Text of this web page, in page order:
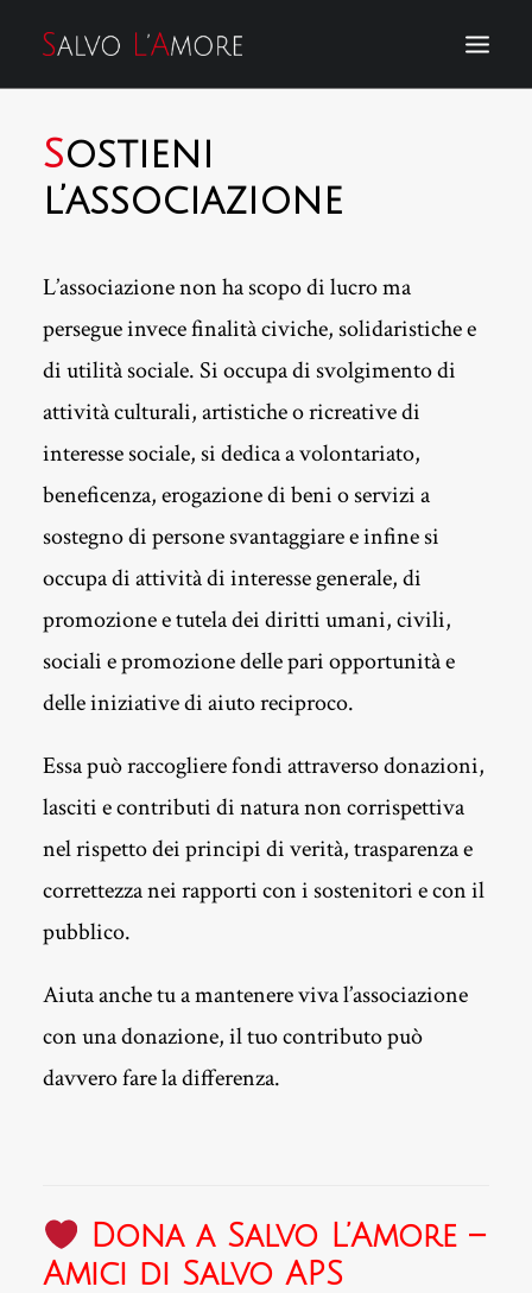
DONA IL TUO 5X1000
DONA ORA
ASSOCIAZIONE
SOSTIENICI
IL LIBRO DI SALVO
DICONO DI NOI
EVENTI
CORSI
CONTATTI
CARRELLO
Sostieni
l’associazione
L’associazione non ha scopo di lucro ma
persegue invece finalità civiche, solidaristiche e
di utilità sociale. Si occupa di svolgimento di
attività culturali, artistiche o ricreative di
interesse sociale, si dedica a volontariato,
beneficenza, erogazione di beni o servizi a
sostegno di persone svantaggiare e infine si
occupa di attività di interesse generale, di
promozione e tutela dei diritti umani, civili,
sociali e promozione delle pari opportunità e
delle iniziative di aiuto reciproco.
Essa può raccogliere fondi attraverso donazioni,
lasciti e contributi di natura non corrispettiva
nel rispetto dei principi di verità, trasparenza e
correttezza nei rapporti con i sostenitori e con il
pubblico.
Aiuta anche tu a mantenere viva l’associazione
con una donazione, il tuo contributo può
davvero fare la differenza.
Dona a Salvo L’Amore –
Amici di Salvo APS